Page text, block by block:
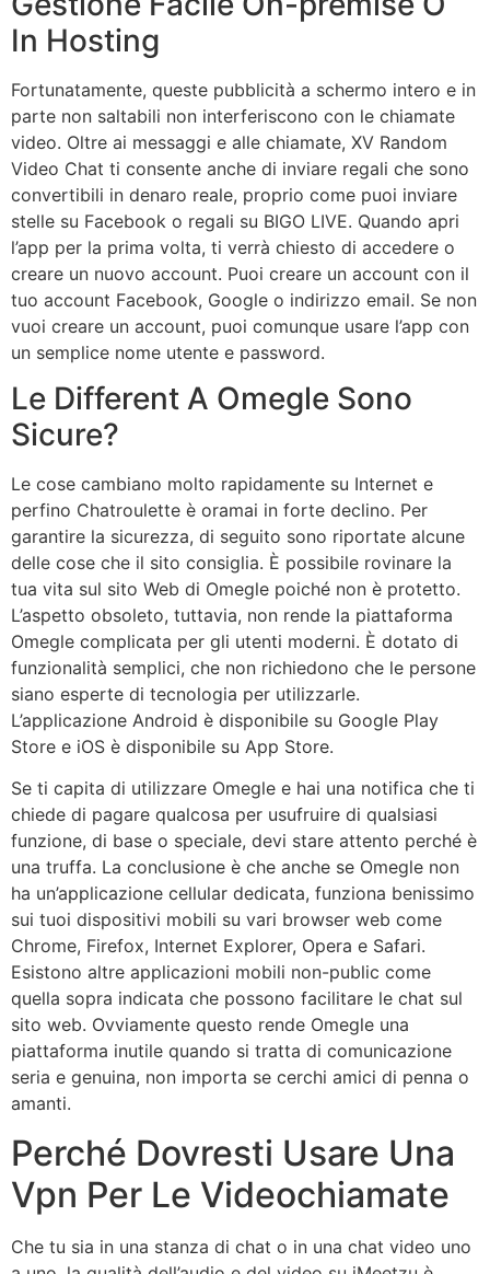
In Hosting
Fortunatamente, queste pubblicità a schermo intero e in
parte non saltabili non interferiscono con le chiamate
video. Oltre ai messaggi e alle chiamate, XV Random
Video Chat ti consente anche di inviare regali che sono
convertibili in denaro reale, proprio come puoi inviare
stelle su Facebook o regali su BIGO LIVE. Quando apri
l’app per la prima volta, ti verrà chiesto di accedere o
creare un nuovo account. Puoi creare un account con il
tuo account Facebook, Google o indirizzo email. Se non
vuoi creare un account, puoi comunque usare l’app con
un semplice nome utente e password.
Le Different A Omegle Sono
Sicure?
Le cose cambiano molto rapidamente su Internet e
perfino Chatroulette è oramai in forte declino. Per
garantire la sicurezza, di seguito sono riportate alcune
delle cose che il sito consiglia. È possibile rovinare la
tua vita sul sito Web di Omegle poiché non è protetto.
L’aspetto obsoleto, tuttavia, non rende la piattaforma
Omegle complicata per gli utenti moderni. È dotato di
funzionalità semplici, che non richiedono che le persone
siano esperte di tecnologia per utilizzarle.
L’applicazione Android è disponibile su Google Play
Store e iOS è disponibile su App Store.
Se ti capita di utilizzare Omegle e hai una notifica che ti
chiede di pagare qualcosa per usufruire di qualsiasi
funzione, di base o speciale, devi stare attento perché è
una truffa. La conclusione è che anche se Omegle non
ha un’applicazione cellular dedicata, funziona benissimo
sui tuoi dispositivi mobili su vari browser web come
Chrome, Firefox, Internet Explorer, Opera e Safari.
Esistono altre applicazioni mobili non-public come
quella sopra indicata che possono facilitare le chat sul
sito web. Ovviamente questo rende Omegle una
piattaforma inutile quando si tratta di comunicazione
seria e genuina, non importa se cerchi amici di penna o
amanti.
Perché Dovresti Usare Una
Vpn Per Le Videochiamate
Che tu sia in una stanza di chat o in una chat video uno